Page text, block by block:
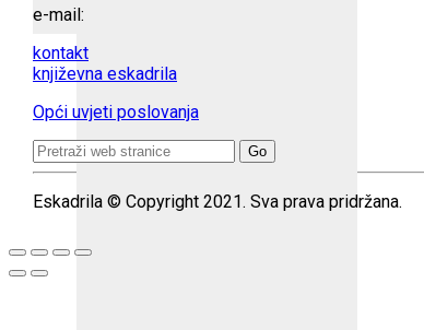
e-mail:
kontakt
književna eskadrila
Opći uvjeti poslovanja
Search
for:
Eskadrila © Copyright 2021. Sva prava pridržana.